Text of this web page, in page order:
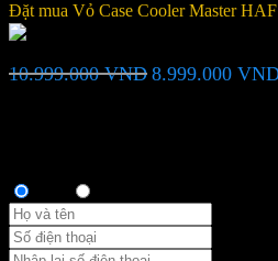
Đặt mua Vỏ Case Cooler Master
10.999.000VND Giá
8.999.000